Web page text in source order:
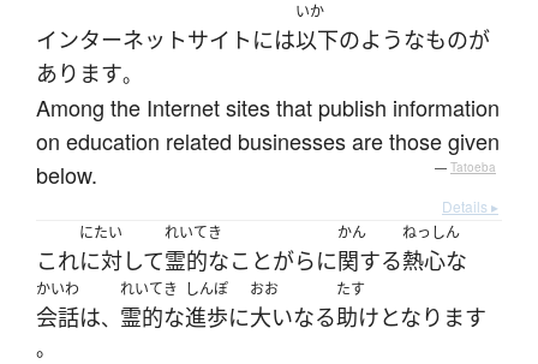
インターネットサイト には
いか
以下のようなものが
あります。
Among the Internet sites that publish information
on education related businesses are those given
below.
— Tatoeba
Details ▸
これ
にたい
に対して
れいてき
霊的なことがらに
かん
関する
ねっしん
熱心な
かいわ
会話は、
れいてき
霊的な
しんぽ
進歩に
おお
大いなる
たす
助けとなります
。